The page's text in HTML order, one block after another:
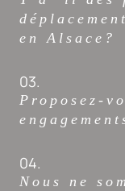
en Alsace?
03.
Proposez-
04.
Nous ne